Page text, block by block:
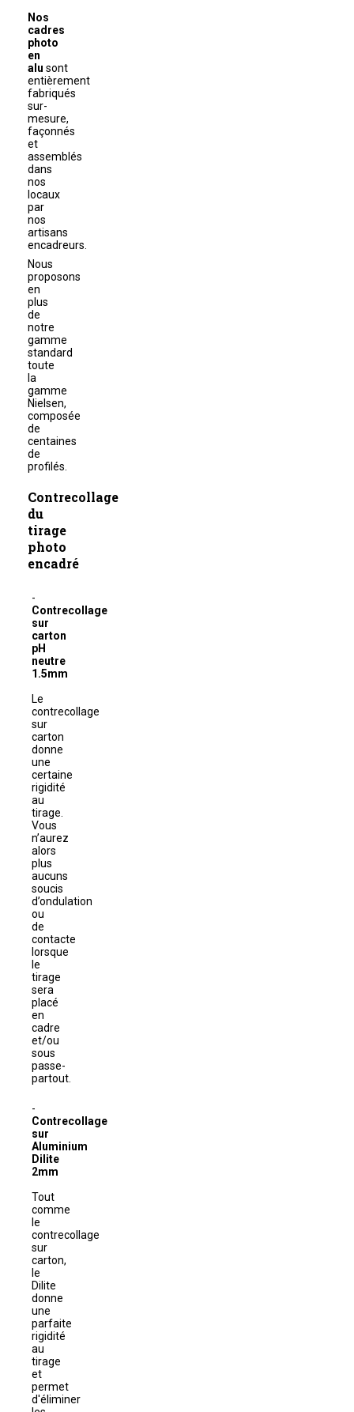
Nos
cadres
photo
en
alu sont
entièrement
fabriqués
sur-
mesure,
façonnés
et
assemblés
dans
nos
locaux
par
nos
artisans
encadreurs.
Nous
proposons
en
plus
de
notre
gamme
standard
toute
la
gamme
Nielsen,
composée
de
centaines
de
profilés.
Contrecollage
du
tirage
photo
encadré
Contrecollage
sur
carton
pH
neutre
1.5mm
Le
contrecollage
sur
carton
donne
une
certaine
rigidité
au
tirage.
Vous
n’aurez
alors
plus
aucuns
soucis
d’ondulation
ou
de
contacte
lorsque
le
tirage
sera
placé
en
cadre
et/ou
sous
passe-
partout.
Contrecollage
sur
Aluminium
Dilite
2mm
Tout
comme
le
contrecollage
sur
carton,
le
Dilite
donne
une
parfaite
rigidité
au
tirage
et
permet
d'éliminer